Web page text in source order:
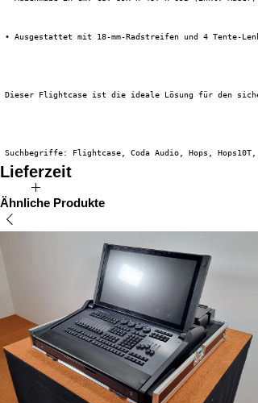
• Ausgestattet mit 18-mm-Radstreifen und 4 Tente-
Dieser Flightcase ist die ideale Lösung für den
Suchbegriffe: Flightcase, Coda Audio, Hops,
Lieferzeit
Die voraussichtliche Lieferzeit für dieses Produkt beträgt 2 bis 4
Wochen.
Ähnliche Produkte